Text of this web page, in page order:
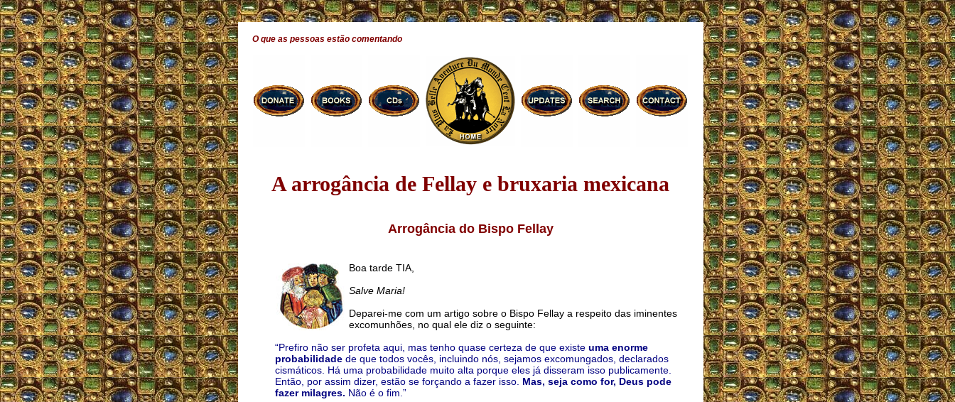
O que as pessoas estão comentando
A arrogância de Fellay e bruxaria mexicana
Arrogância do Bispo Fellay
Boa tarde TIA,
Salve Maria!
Deparei-me com um artigo sobre o Bispo Fellay a respeito das iminentes
excomunhões, no qual ele diz o seguinte:
“Prefiro não ser profeta aqui, mas tenho quase certeza de que existe uma enorme
probabilidadede que todos vocês, incluindo nós, sejamos excomungados, declarados
cismáticos. Há uma probabilidade muito alta porque eles já disseram isso publicamente.
Então, por assim dizer, estão se forçando a fazer isso. Mas, seja como for, Deus pode
fazer milagres. Não é o fim.”